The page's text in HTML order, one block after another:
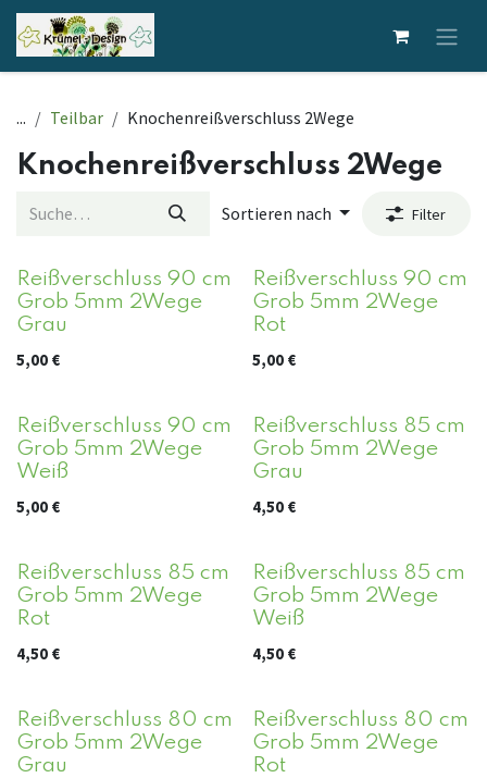
Zum Inhalt springen
... Teilbar Knochenreißverschluss 2Wege
Knochenreißverschluss 2Wege
Sortieren nach Filter
Reißverschluss 90 cm
Grob 5mm 2Wege
Grau
5,00 €
Reißverschluss 90 cm
Grob 5mm 2Wege
Rot
5,00€
Reißverschluss 90 cm
Grob 5mm 2Wege
Weiß
5,00 €
Reißverschluss 85 cm
Grob 5mm 2Wege
Grau
4,50€
Reißverschluss 85 cm
Grob 5mm 2Wege
Rot
4,50 €
Reißverschluss 85 cm
Grob 5mm 2Wege
Weiß
4,50€
Reißverschluss 80 cm
Grob 5mm 2Wege
Grau
Reißverschluss 80 cm
Grob 5mm 2Wege
Rot